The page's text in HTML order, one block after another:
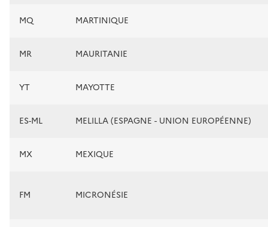
MQ MARTINIQUE
MR MAURITANIE
YT MAYOTTE
ES-ML MELILLA (ESPAGNE - UNION EUROPÉENNE)
MX MEXIQUE
FM MICRONÉSIE